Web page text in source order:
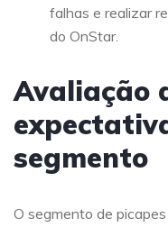
falhas e realizar
do OnStar.
Avaliação
segmento
O segmento de